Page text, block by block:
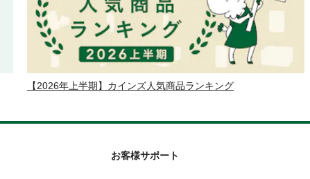
【2026年上半期】カインズ人気商品ランキング
お客様サポート